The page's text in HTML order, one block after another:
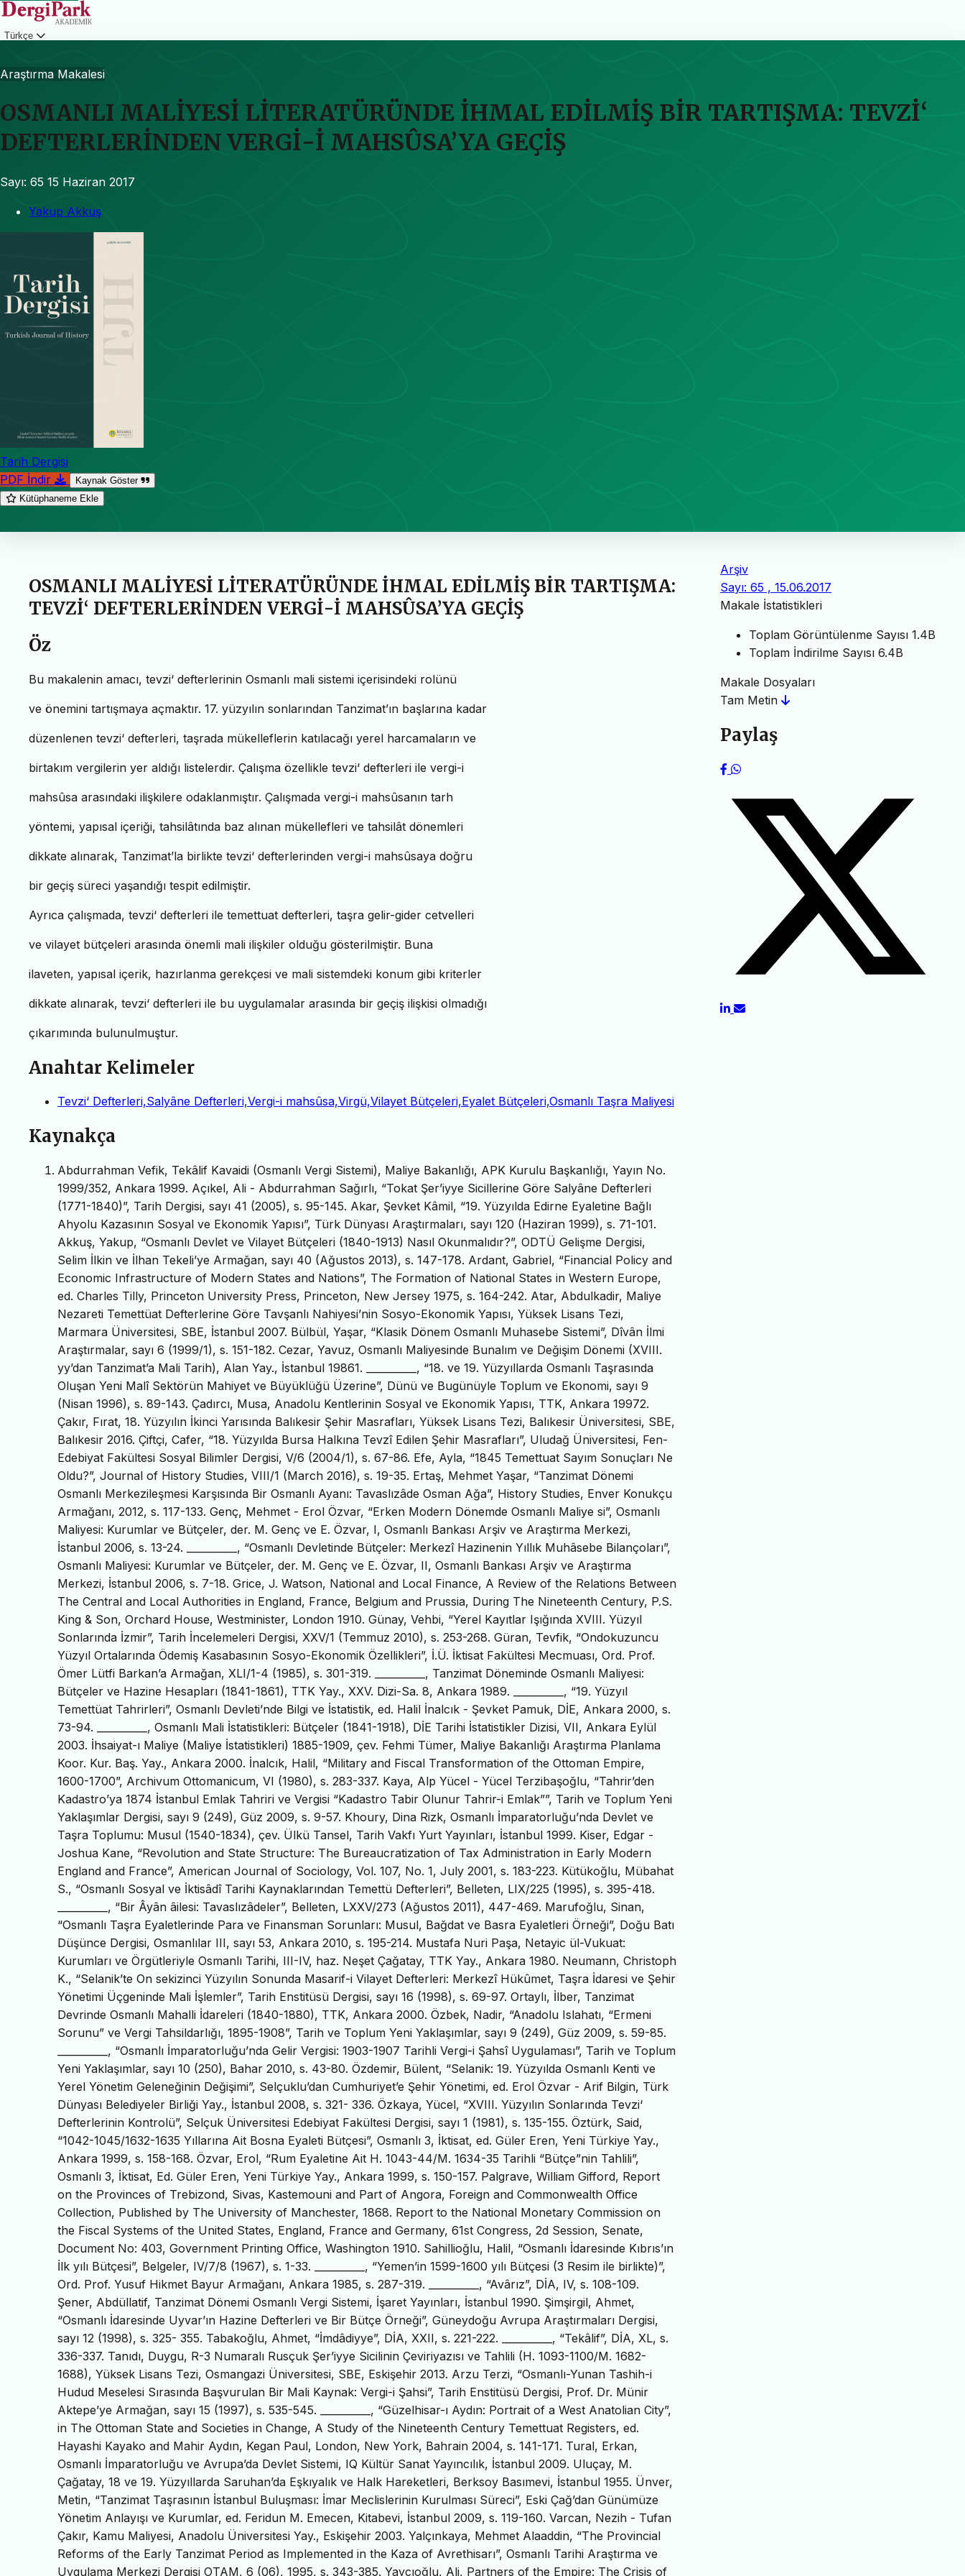
Türkçe
Araştırma Makalesi
OSMANLI MALİYESİ LİTERATÜRÜNDE İHMAL EDİLMİŞ BİR TARTIŞMA: TEVZİ‘
DEFTERLERİNDEN VERGİ-İ MAHSÛSA’YA GEÇİŞ
Sayı: 65 15 Haziran 2017
Yakup Akkuş
Tarih Dergisi
PDF İndir
Kaynak Göster
Kütüphaneme Ekle
OSMANLI MALİYESİ LİTERATÜRÜNDE İHMAL EDİLMİŞ BİR TARTIŞMA:
TEVZİ‘ DEFTERLERİNDEN VERGİ-İ MAHSÛSA’YA GEÇİŞ
Öz
Bu makalenin amacı, tevzi‘ defterlerinin Osmanlı mali sistemi içerisindeki rolünü
ve önemini tartışmaya açmaktır. 17. yüzyılın sonlarından Tanzimat’ın başlarına kadar
düzenlenen tevzi‘ defterleri, taşrada mükelleflerin katılacağı yerel harcamaların ve
birtakım vergilerin yer aldığı listelerdir. Çalışma özellikle tevzi‘ defterleri ile vergi-i
mahsûsa arasındaki ilişkilere odaklanmıştır. Çalışmada vergi-i mahsûsanın tarh
yöntemi, yapısal içeriği, tahsilâtında baz alınan mükellefleri ve tahsilât dönemleri
dikkate alınarak, Tanzimat’la birlikte tevzi‘ defterlerinden vergi-i mahsûsaya doğru
bir geçiş süreci yaşandığı tespit edilmiştir.
Ayrıca çalışmada, tevzi‘ defterleri ile temettuat defterleri, taşra gelir-gider cetvelleri
ve vilayet bütçeleri arasında önemli mali ilişkiler olduğu gösterilmiştir. Buna
ilaveten, yapısal içerik, hazırlanma gerekçesi ve mali sistemdeki konum gibi kriterler
dikkate alınarak, tevzi‘ defterleri ile bu uygulamalar arasında bir geçiş ilişkisi olmadığı
çıkarımında bulunulmuştur.
Anahtar Kelimeler
Tevzi‘ Defterleri,Salyâne Defterleri,Vergi-i mahsûsa,Virgü,Vilayet Bütçeleri,Eyalet Bütçeleri,Osmanlı Taşra Maliyesi
Kaynakça
Abdurrahman Vefik, Tekâlif Kavaidi (Osmanlı Vergi Sistemi), Maliye Bakanlığı, APK Kurulu Başkanlığı, Yayın No.
1999/352, Ankara 1999. Açıkel, Ali - Abdurrahman Sağırlı, “Tokat Şer’iyye Sicillerine Göre Salyâne Defterleri
(1771-1840)”, Tarih Dergisi, sayı 41 (2005), s. 95-145. Akar, Şevket Kâmil, “19. Yüzyılda Edirne Eyaletine Bağlı
Ahyolu Kazasının Sosyal ve Ekonomik Yapısı”, Türk Dünyası Araştırmaları, sayı 120 (Haziran 1999), s. 71-101.
Akkuş, Yakup, “Osmanlı Devlet ve Vilayet Bütçeleri (1840-1913) Nasıl Okunmalıdır?”, ODTÜ Gelişme Dergisi,
Selim İlkin ve İlhan Tekeli’ye Armağan, sayı 40 (Ağustos 2013), s. 147-178. Ardant, Gabriel, “Financial Policy and
Economic Infrastructure of Modern States and Nations”, The Formation of National States in Western Europe,
ed. Charles Tilly, Princeton University Press, Princeton, New Jersey 1975, s. 164-242. Atar, Abdulkadir, Maliye
Nezareti Temettüat Defterlerine Göre Tavşanlı Nahiyesi’nin Sosyo-Ekonomik Yapısı, Yüksek Lisans Tezi,
Marmara Üniversitesi, SBE, İstanbul 2007. Bülbül, Yaşar, “Klasik Dönem Osmanlı Muhasebe Sistemi”, Dîvân İlmi
Araştırmalar, sayı 6 (1999/1), s. 151-182. Cezar, Yavuz, Osmanlı Maliyesinde Bunalım ve Değişim Dönemi (XVIII.
yy’dan Tanzimat’a Mali Tarih), Alan Yay., İstanbul 19861. __________, “18. ve 19. Yüzyıllarda Osmanlı Taşrasında
Oluşan Yeni Malî Sektörün Mahiyet ve Büyüklüğü Üzerine”, Dünü ve Bugünüyle Toplum ve Ekonomi, sayı 9
(Nisan 1996), s. 89-143. Çadırcı, Musa, Anadolu Kentlerinin Sosyal ve Ekonomik Yapısı, TTK, Ankara 19972.
Çakır, Fırat, 18. Yüzyılın İkinci Yarısında Balıkesir Şehir Masrafları, Yüksek Lisans Tezi, Balıkesir Üniversitesi, SBE,
Balıkesir 2016. Çiftçi, Cafer, “18. Yüzyılda Bursa Halkına Tevzî Edilen Şehir Masrafları”, Uludağ Üniversitesi, Fen-
Edebiyat Fakültesi Sosyal Bilimler Dergisi, V/6 (2004/1), s. 67-86. Efe, Ayla, “1845 Temettuat Sayım Sonuçları Ne
Oldu?”, Journal of History Studies, VIII/1 (March 2016), s. 19-35. Ertaş, Mehmet Yaşar, “Tanzimat Dönemi
Osmanlı Merkezileşmesi Karşısında Bir Osmanlı Ayanı: Tavaslızâde Osman Ağa”, History Studies, Enver Konukçu
Armağanı, 2012, s. 117-133. Genç, Mehmet - Erol Özvar, “Erken Modern Dönemde Osmanlı Maliye si”, Osmanlı
Maliyesi: Kurumlar ve Bütçeler, der. M. Genç ve E. Özvar, I, Osmanlı Bankası Arşiv ve Araştırma Merkezi,
İstanbul 2006, s. 13-24. __________, “Osmanlı Devletinde Bütçeler: Merkezî Hazinenin Yıllık Muhâsebe Bilançoları”,
Osmanlı Maliyesi: Kurumlar ve Bütçeler, der. M. Genç ve E. Özvar, II, Osmanlı Bankası Arşiv ve Araştırma
Merkezi, İstanbul 2006, s. 7-18. Grice, J. Watson, National and Local Finance, A Review of the Relations Between
The Central and Local Authorities in England, France, Belgium and Prussia, During The Nineteenth Century, P.S.
King & Son, Orchard House, Westminister, London 1910. Günay, Vehbi, “Yerel Kayıtlar Işığında XVIII. Yüzyıl
Sonlarında İzmir”, Tarih İncelemeleri Dergisi, XXV/1 (Temmuz 2010), s. 253-268. Güran, Tevfik, “Ondokuzuncu
Yüzyıl Ortalarında Ödemiş Kasabasının Sosyo-Ekonomik Özellikleri”, İ.Ü. İktisat Fakültesi Mecmuası, Ord. Prof.
Ömer Lütfi Barkan’a Armağan, XLI/1-4 (1985), s. 301-319. __________, Tanzimat Döneminde Osmanlı Maliyesi:
Bütçeler ve Hazine Hesapları (1841-1861), TTK Yay., XXV. Dizi-Sa. 8, Ankara 1989. __________, “19. Yüzyıl
Temettüat Tahrirleri”, Osmanlı Devleti’nde Bilgi ve İstatistik, ed. Halil İnalcık - Şevket Pamuk, DİE, Ankara 2000, s.
73-94. __________, Osmanlı Mali İstatistikleri: Bütçeler (1841-1918), DİE Tarihi İstatistikler Dizisi, VII, Ankara Eylül
2003. İhsaiyat-ı Maliye (Maliye İstatistikleri) 1885-1909, çev. Fehmi Tümer, Maliye Bakanlığı Araştırma Planlama
Koor. Kur. Baş. Yay., Ankara 2000. İnalcık, Halil, “Military and Fiscal Transformation of the Ottoman Empire,
1600-1700”, Archivum Ottomanicum, VI (1980), s. 283-337. Kaya, Alp Yücel - Yücel Terzibaşoğlu, “Tahrir’den
Kadastro’ya 1874 İstanbul Emlak Tahriri ve Vergisi “Kadastro Tabir Olunur Tahrir-i Emlak””, Tarih ve Toplum Yeni
Yaklaşımlar Dergisi, sayı 9 (249), Güz 2009, s. 9-57. Khoury, Dina Rizk, Osmanlı İmparatorluğu’nda Devlet ve
Taşra Toplumu: Musul (1540-1834), çev. Ülkü Tansel, Tarih Vakfı Yurt Yayınları, İstanbul 1999. Kiser, Edgar -
Joshua Kane, “Revolution and State Structure: The Bureaucratization of Tax Administration in Early Modern
England and France”, American Journal of Sociology, Vol. 107, No. 1, July 2001, s. 183-223. Kütükoğlu, Mübahat
S., “Osmanlı Sosyal ve İktisâdî Tarihi Kaynaklarından Temettü Defterleri”, Belleten, LIX/225 (1995), s. 395-418.
__________, “Bir Âyân âilesi: Tavaslızâdeler”, Belleten, LXXV/273 (Ağustos 2011), 447-469. Marufoğlu, Sinan,
“Osmanlı Taşra Eyaletlerinde Para ve Finansman Sorunları: Musul, Bağdat ve Basra Eyaletleri Örneği”, Doğu Batı
Düşünce Dergisi, Osmanlılar III, sayı 53, Ankara 2010, s. 195-214. Mustafa Nuri Paşa, Netayic ül-Vukuat:
Kurumları ve Örgütleriyle Osmanlı Tarihi, III-IV, haz. Neşet Çağatay, TTK Yay., Ankara 1980. Neumann, Christoph
K., “Selanik’te On sekizinci Yüzyılın Sonunda Masarif-i Vilayet Defterleri: Merkezî Hükûmet, Taşra İdaresi ve Şehir
Yönetimi Üçgeninde Mali İşlemler”, Tarih Enstitüsü Dergisi, sayı 16 (1998), s. 69-97. Ortaylı, İlber, Tanzimat
Devrinde Osmanlı Mahalli İdareleri (1840-1880), TTK, Ankara 2000. Özbek, Nadir, “Anadolu Islahatı, “Ermeni
Sorunu” ve Vergi Tahsildarlığı, 1895-1908”, Tarih ve Toplum Yeni Yaklaşımlar, sayı 9 (249), Güz 2009, s. 59-85.
__________, “Osmanlı İmparatorluğu’nda Gelir Vergisi: 1903-1907 Tarihli Vergi-i Şahsî Uygulaması”, Tarih ve Toplum
Yeni Yaklaşımlar, sayı 10 (250), Bahar 2010, s. 43-80. Özdemir, Bülent, “Selanik: 19. Yüzyılda Osmanlı Kenti ve
Yerel Yönetim Geleneğinin Değişimi”, Selçuklu’dan Cumhuriyet’e Şehir Yönetimi, ed. Erol Özvar - Arif Bilgin, Türk
Dünyası Belediyeler Birliği Yay., İstanbul 2008, s. 321- 336. Özkaya, Yücel, “XVIII. Yüzyılın Sonlarında Tevzi‘
Defterlerinin Kontrolü”, Selçuk Üniversitesi Edebiyat Fakültesi Dergisi, sayı 1 (1981), s. 135-155. Öztürk, Said,
“1042-1045/1632-1635 Yıllarına Ait Bosna Eyaleti Bütçesi”, Osmanlı 3, İktisat, ed. Güler Eren, Yeni Türkiye Yay.,
Ankara 1999, s. 158-168. Özvar, Erol, “Rum Eyaletine Ait H. 1043-44/M. 1634-35 Tarihli “Bütçe”nin Tahlili”,
Osmanlı 3, İktisat, Ed. Güler Eren, Yeni Türkiye Yay., Ankara 1999, s. 150-157. Palgrave, William Gifford, Report
on the Provinces of Trebizond, Sivas, Kastemouni and Part of Angora, Foreign and Commonwealth Office
Collection, Published by The University of Manchester, 1868. Report to the National Monetary Commission on
the Fiscal Systems of the United States, England, France and Germany, 61st Congress, 2d Session, Senate,
Document No: 403, Government Printing Office, Washington 1910. Sahillioğlu, Halil, “Osmanlı İdaresinde Kıbrıs’ın
İlk yılı Bütçesi”, Belgeler, IV/7/8 (1967), s. 1-33. __________, “Yemen’in 1599-1600 yılı Bütçesi (3 Resim ile birlikte)”,
Ord. Prof. Yusuf Hikmet Bayur Armağanı, Ankara 1985, s. 287-319. __________, “Avârız”, DİA, IV, s. 108-109.
Şener, Abdüllatif, Tanzimat Dönemi Osmanlı Vergi Sistemi, İşaret Yayınları, İstanbul 1990. Şimşirgil, Ahmet,
“Osmanlı İdaresinde Uyvar’ın Hazine Defterleri ve Bir Bütçe Örneği”, Güneydoğu Avrupa Araştırmaları Dergisi,
sayı 12 (1998), s. 325- 355. Tabakoğlu, Ahmet, “İmdâdiyye”, DİA, XXII, s. 221-222. __________, “Tekâlif”, DİA, XL, s.
336-337. Tanıdı, Duygu, R-3 Numaralı Rusçuk Şer’iyye Sicilinin Çeviriyazısı ve Tahlili (H. 1093-1100/M. 1682-
1688), Yüksek Lisans Tezi, Osmangazi Üniversitesi, SBE, Eskişehir 2013. Arzu Terzi, “Osmanlı-Yunan Tashih-i
Hudud Meselesi Sırasında Başvurulan Bir Mali Kaynak: Vergi-i Şahsi”, Tarih Enstitüsü Dergisi, Prof. Dr. Münir
Aktepe’ye Armağan, sayı 15 (1997), s. 535-545. __________, “Güzelhisar-ı Aydın: Portrait of a West Anatolian City”,
in The Ottoman State and Societies in Change, A Study of the Nineteenth Century Temettuat Registers, ed.
Hayashi Kayako and Mahir Aydın, Kegan Paul, London, New York, Bahrain 2004, s. 141-171. Tural, Erkan,
Osmanlı İmparatorluğu ve Avrupa’da Devlet Sistemi, IQ Kültür Sanat Yayıncılık, İstanbul 2009. Uluçay, M.
Çağatay, 18 ve 19. Yüzyıllarda Saruhan’da Eşkıyalık ve Halk Hareketleri, Berksoy Basımevi, İstanbul 1955. Ünver,
Metin, “Tanzimat Taşrasının İstanbul Buluşması: İmar Meclislerinin Kurulması Süreci”, Eski Çağ’dan Günümüze
Yönetim Anlayışı ve Kurumlar, ed. Feridun M. Emecen, Kitabevi, İstanbul 2009, s. 119-160. Varcan, Nezih - Tufan
Çakır, Kamu Maliyesi, Anadolu Üniversitesi Yay., Eskişehir 2003. Yalçınkaya, Mehmet Alaaddin, “The Provincial
Reforms of the Early Tanzimat Period as Implemented in the Kaza of Avrethisarı”, Osmanlı Tarihi Araştırma ve
Uygulama Merkezi Dergisi OTAM, 6 (06), 1995, s. 343-385. Yaycıoğlu, Ali, Partners of the Empire: The Crisis of
Arşiv
Sayı: 65 , 15.06.2017
Makale İstatistikleri
Toplam Görüntülenme Sayısı 1.4B
Toplam İndirilme Sayısı 6.4B
Makale Dosyaları
Tam Metin
Paylaş